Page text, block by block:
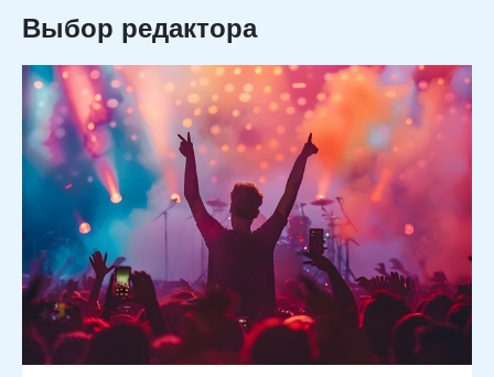
Выбор редактора